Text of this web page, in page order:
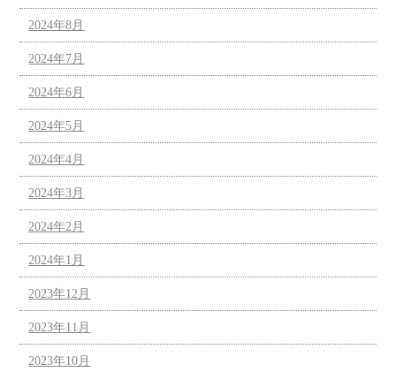
2024年8月
2024年7月
2024年6月
2024年5月
2024年4月
2024年3月
2024年2月
2024年1月
2023年12月
2023年11月
2023年10月